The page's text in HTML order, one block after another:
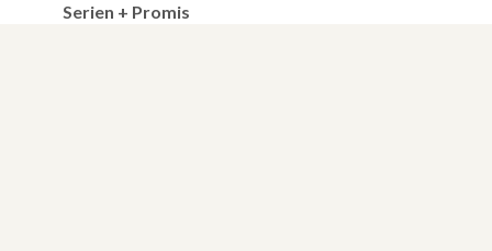
Serien + Promis